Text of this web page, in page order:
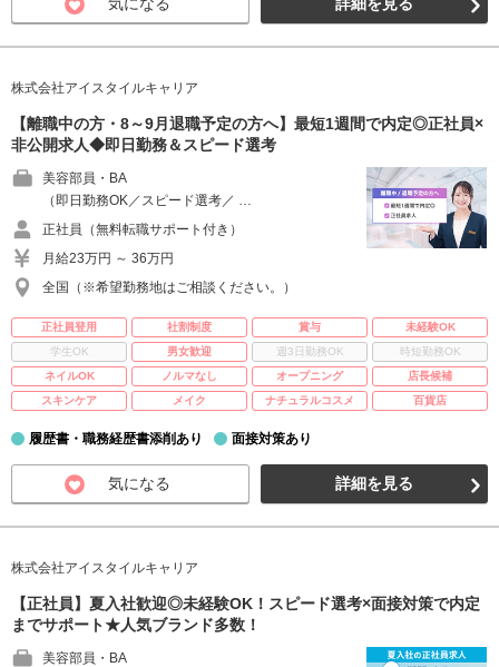
株式会社アイスタイルキャリア
【離職中の方・8～9月退職予定の方へ】最短1週間で内定◎正社員×
非公開求人◆即日勤務＆スピード選考
美容部員・BA
（即日勤務OK／スピード選考／ …
正社員（無料転職サポート付き）
月給23万円 ～ 36万円
全国（※希望勤務地はご相談ください。）
正社員登用 社割制度 賞与
未経験OK
学生OK
男女歓迎 週3日勤務OK
時短勤務OK
ネイルOK
ノルマなし オープニング
店長候補
スキンケア
メイク ナチュラルコスメ 百貨店
履歴書・職務経歴書添削あり 面接対策あり
気になる 詳細を見る
株式会社アイスタイルキャリア
【正社員】夏入社歓迎◎未経験OK！スピード選考×面接対策で内定
までサポート★人気ブランド多数！
美容部員・BA